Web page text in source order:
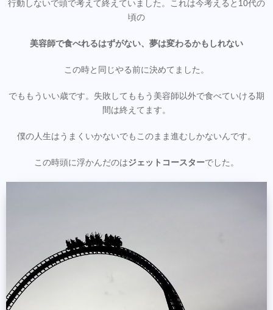
行動しないで頭で考えて終えていました。これは今考えると10代の
頃の
美容師で食べれるはずがない、夢は変わるかもしれない
この時と同じやる前に決めてました。
でももういい歳です。失敗してももう美容師以外で食べていける期
間は終えてます。
僕の人生はうまくいかないでもこのまま進むしかないんです。
この時頭に浮かんだのはジェットコースターでした。